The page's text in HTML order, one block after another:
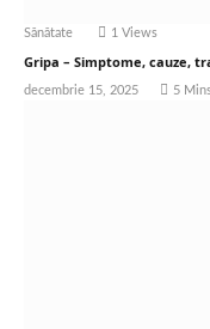
Sănătate 1 Views
Gripa – Simptome, cauze,
decembrie 15, 2025 5